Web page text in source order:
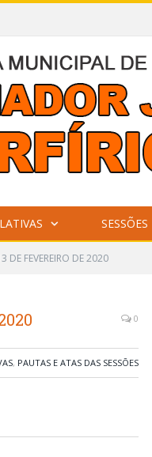
SESSÕES
DE FEVEREIRO DE 2020
0
, PAUTAS E ATAS DAS SESSÕES